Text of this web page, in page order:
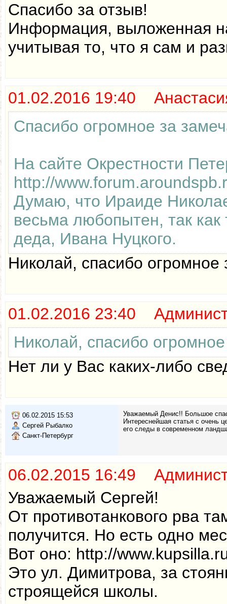
Спасибо за отзыв!
Информация, выложенная
учитывая то, что я сам и
01.02.2016 19:40
Спасибо огромное за
На сайте Окрестности
http://
Думаю, что Ираиде
весьма любопытен, так
деда, Ивана Нуцкого.
Николай, спасибо
01.02.2016 23:40
Николай, спасибо
Нет ли у Вас каких-либо
06.02.2015 15:53
Сергей Рыбалко
Санкт-Петербург
Уважаемый Денис!! Большое
Интереснейшая статья с очень
его следы в современном
06.02.2015 16:49
Уважаемый Сергей!
От противотанкового рва
получится. Но есть одно
Вот оно: http://
Это ул. Димитрова, за
строящейся школы.